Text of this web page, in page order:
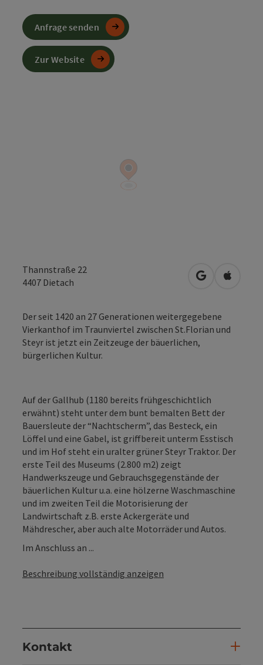
Thannstraße 22
4407 Dietach in Google
in
Der seit 1420 an 27 Generationen weitergegebene
Vierkanthof im Traunviertel zwischen St.Florian und
Steyr ist jetzt ein Zeitzeuge der bäuerlichen,
bürgerlichen Kultur.
Auf der Gallhub (1180 bereits frühgeschichtlich
erwähnt) steht unter dem bunt bemalten Bett der
Bauersleute der “Nachtscherm”, das Besteck, ein
Löffel und eine Gabel, ist griffbereit unterm Esstisch
und im Hof steht ein uralter grüner Steyr Traktor. Der
erste Teil des Museums (2.800 m2) zeigt
Handwerkszeuge und Gebrauchsgegenstände der
bäuerlichen Kultur u.a. eine hölzerne Waschmaschine
und im zweiten Teil die Motorisierung der
Landwirtschaft z.B. erste Ackergeräte und
Mähdrescher, aber auch alte Motorräder und Autos.
Im Anschluss an ...
Beschreibung vollständig anzeigen
Kontakt
Anfrage senden
Zur Website